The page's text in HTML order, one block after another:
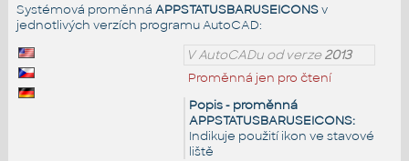
Systémová proměnná APPSTATUSBARUSEICONSv
jednotlivých verzích programu AutoCAD:
V AutoCADu od verze2013
Proměnná jen pro čtení
Popis - proměnná
APPSTATUSBARUSEICONS:
Indikuje použití ikon ve stavové
liště